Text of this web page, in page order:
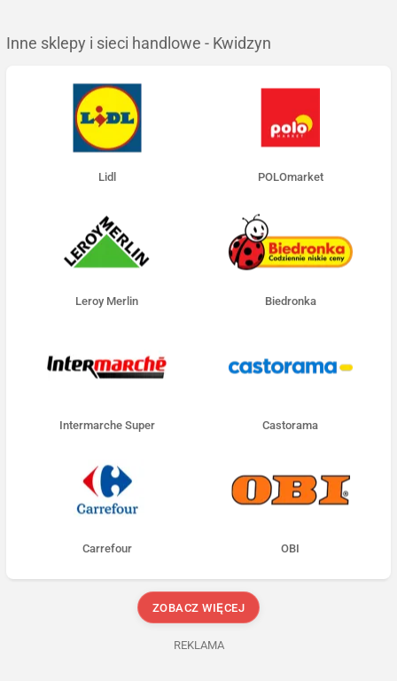
Inne sklepy i sieci handlowe - Kwidzyn
Lidl POLOmarket
Leroy Merlin Biedronka
Intermarche Super Castorama
Carrefour OBI
ZOBACZ WIĘCEJ
REKLAMA